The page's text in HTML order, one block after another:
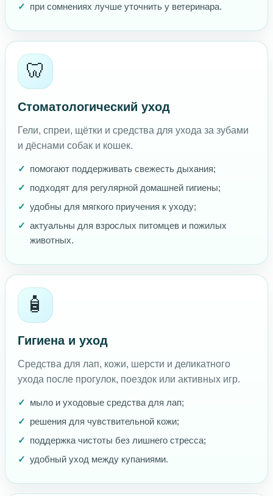
при сомнениях лучше уточнить у ветеринара.
🦷
Стоматологический уход
Гели, спреи, щётки и средства для ухода за зубами
и дёснами собак и кошек.
помогают поддерживать свежесть дыхания;
подходят для регулярной домашней гигиены;
удобны для мягкого приучения к уходу;
актуальны для взрослых питомцев и пожилых
животных.
🧴
Гигиена и уход
Средства для лап, кожи, шерсти и деликатного
ухода после прогулок, поездок или активных игр.
мыло и уходовые средства для лап;
решения для чувствительной кожи;
поддержка чистоты без лишнего стресса;
удобный уход между купаниями.